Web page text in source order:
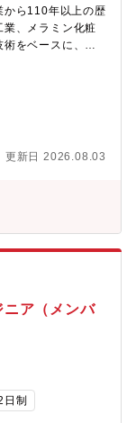
献することをミッ
程が複雑化して
て実装工程を正
化するための課
門知識習得と業
ーカーとの積極
動向や市場情報を
電子事業本部 品
20名）【業務の
識者との交流を通
ことが可能なポジ
達成感；習得し
実装工程全体を
える業務で
ーの技術者と深く
す【小垣市の魅
さランキングで
大垣市は自然豊
から110年以上の歴
、メラミン化粧
をベースに、時
対応を支えるセ
選ばれる企業に
半導体パッケー
後の事業拡大が
く評価されてい
くるみん」(厚労
「健康経営優良法
認定取得「健康経
年に初選定「ワー
2018年に認定取
けの防炎塗料をは
だきます。具体的
価、現地試作ス
工場にて担当業
・EVではバッテ
防止することが
安全性確保に関
更新日 2026.08.03
ニア（メンバ
制